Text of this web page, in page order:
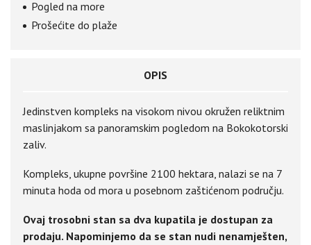
Pogled na more
Prošećite do plaže
OPIS
Jedinstven kompleks na visokom nivou okružen reliktnim
maslinjakom sa panoramskim pogledom na Bokokotorski
zaliv.
Kompleks, ukupne površine 2100 hektara, nalazi se na 7
minuta hoda od mora u posebnom zaštićenom području.
Ovaj trosobni stan sa dva kupatila je dostupan za
prodaju. Napominjemo da se stan nudi nenamješten,